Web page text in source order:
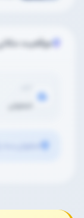
موقعیت
اصفهان